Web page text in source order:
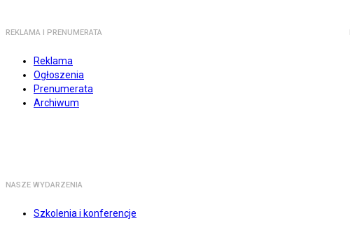
REKLAMA I PRENUMERATA
Reklama
Ogłoszenia
Prenumerata
Archiwum
NASZE WYDARZENIA
Szkolenia i konferencje